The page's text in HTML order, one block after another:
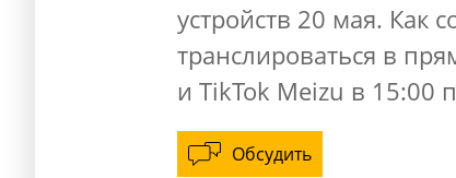
устройств 20 мая. Как
транслироваться в
и TikTok Meizu в 15:00
Обсудить